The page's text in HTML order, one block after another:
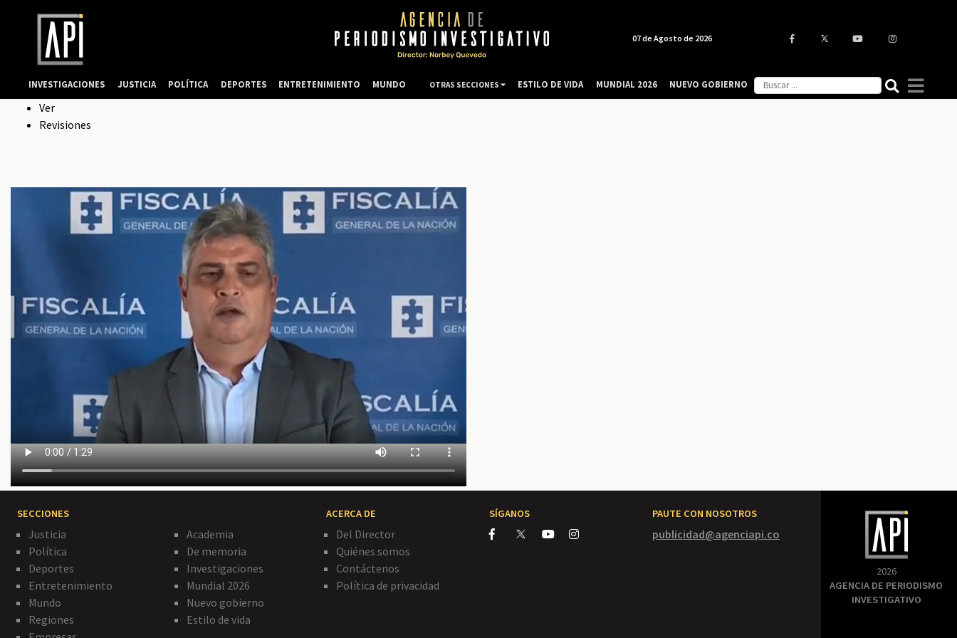
Solapas
Ver
Revisiones
SECCIONES
Justicia
Política
Deportes
Entretenimiento
Mundo
Regiones
Academia
De memoria
Investigaciones
Mundial 2026
Nuevo gobierno
Estilo de vida
ACERCA DE
Del Director
Quiénes somos
Contáctenos
Política de privacidad
SÍGANOS PAUTE CON NOSOTROS
publicidad@agenciapi.co
2026
AGENCIA DE PERIODISMO
INVESTIGATIVO
07 de Agosto de 2026
INVESTIGACIONES JUSTICIA POLÍTICA DEPORTES ENTRETENIMIENTO MUNDO OTRAS SECCIONES ESTILO DE VIDA MUNDIAL 2026 NUEVO GOBIERNO